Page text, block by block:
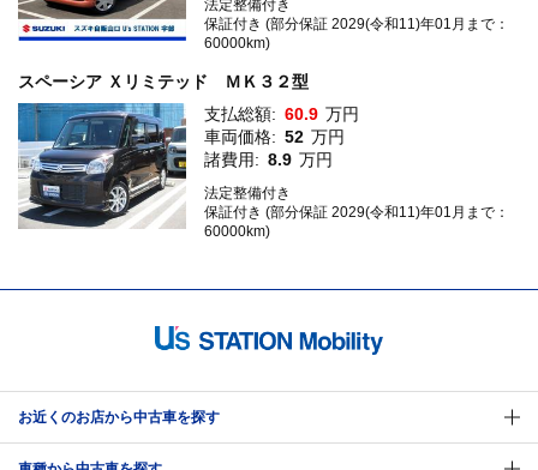
法定整備付き
保証付き (部分保証 2029(令和11)年01月まで：
60000km)
スペーシア Ｘリミテッド ＭＫ３２型
支払総額: 60.9 万円
車両価格: 52 万円
諸費用: 8.9 万円
法定整備付き
保証付き (部分保証 2029(令和11)年01月まで：
60000km)
お近くのお店から中古車を探す